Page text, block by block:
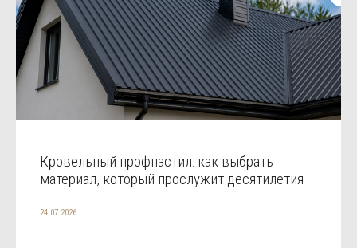
Кровельный профнастил: как выбрать
материал, который прослужит десятилетия
24.07.2026